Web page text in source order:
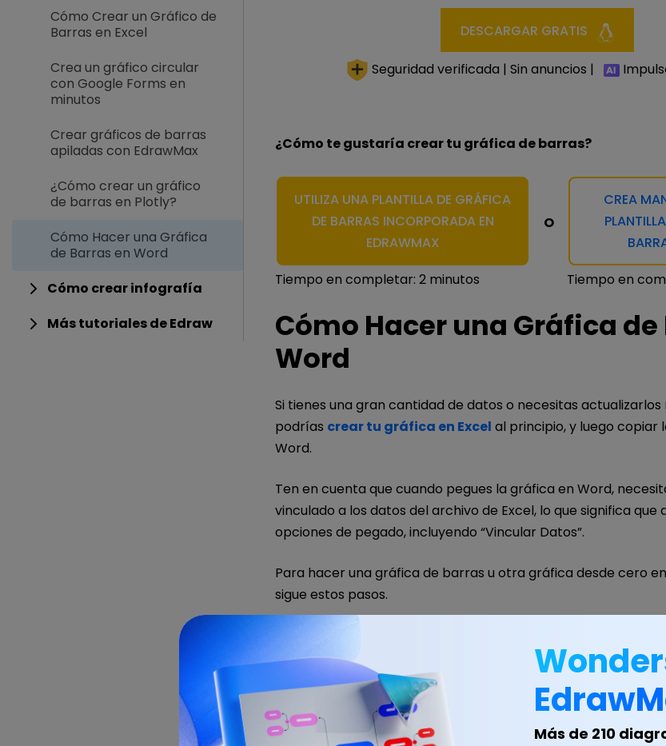
Cómo Crear un Gráfico de
Barras en Excel
Crea un gráfico circular
con Google Forms en
minutos
Crear gráficos de barras
apiladas con EdrawMax
¿Cómo crear un gráfico
de barras en Plotly?
Cómo Hacer una Gráfica
de Barras en Word
Cómo crear infografía
Más tutoriales de Edraw
DESCARGAR GRATIS
Seguridad verificada | Sin anuncios |
¿Cómo te gustaría crear tu gráfica de barras?
UTILIZA UNA PLANTILLA DE GRÁFICA
DE BARRAS INCORPORADA EN
EDRAWMAX
Tiempo en completar: 2 minutos
O
CREA
Tiempo en
Cómo Hacer una Gráfica de
Word
Si tienes una gran cantidad de datos o necesitas
podrías crear tu gráfica en Excel al principio, y luego copiar
Word.
Ten en cuenta que cuando pegues la gráfica en Word,
vinculado a los datos del archivo de Excel, lo que significa que
opciones de pegado, incluyendo “Vincular Datos”.
Para hacer una gráfica de barras u otra gráfica desde cero
sigue estos pasos.
Más de 210